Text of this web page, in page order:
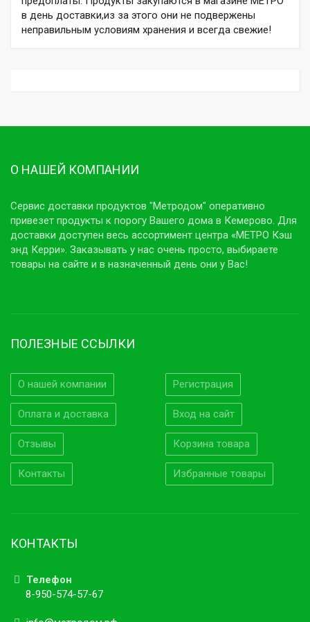
в день доставки,из за этого они не подвержены
неправильным условиям хранения и всегда свежие!
О НАШЕЙ КОМПАНИИ
Сервис доставки продуктов "Метродом" оперативно
привезет продукты к порогу Вашего дома в Кемерово. Для
доставки доступен весь ассортимент центра «МЕТРО Кэш
энд Керри». Заказывать у нас очень просто, выбираете
товары на сайте и в назначенный день они у Вас!
ПОЛЕЗНЫЕ ССЫЛКИ
О нашей компании
Оплата и доставка
Отзывы
Контакты
Регистрация
Вход на сайт
Корзина товара
Избранные товары
КОНТАКТЫ
Телефон
8-950-574-57-67